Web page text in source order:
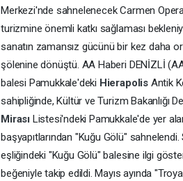
Merkezi'nde sahnelenecek Carmen
turizmine önemli katkı sağlaması
sanatın zamansız gücünü bir kez daha
şölenine dönüştü. AA Haberi DENİZLİ
balesi Pamukkale'deki Hierapolis Antik
sahipliğinde, Kültür ve Turizm Bakanlığı
Mirası Listesi'ndeki Pamukkale'de yer
başyapıtlarından "Kuğu Gölü"
eşliğindeki "Kuğu Gölü" balesine ilgi
beğeniyle takip edildi. Mayıs ayında